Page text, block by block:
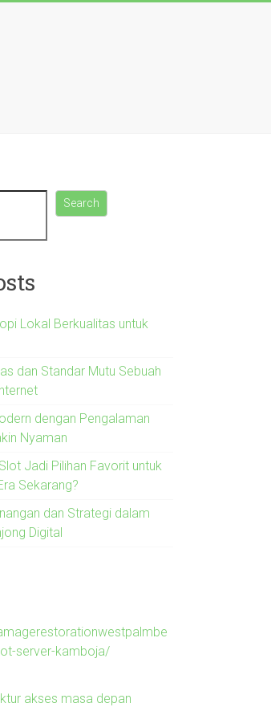
Search
Lokal Berkualitas untuk
dan Standar Mutu Sebuah
dengan Pengalaman
Nyaman
Jadi Pilihan Favorit untuk
Sekarang?
dan Strategi dalam
Digital
server-kamboja/
akses masa depan